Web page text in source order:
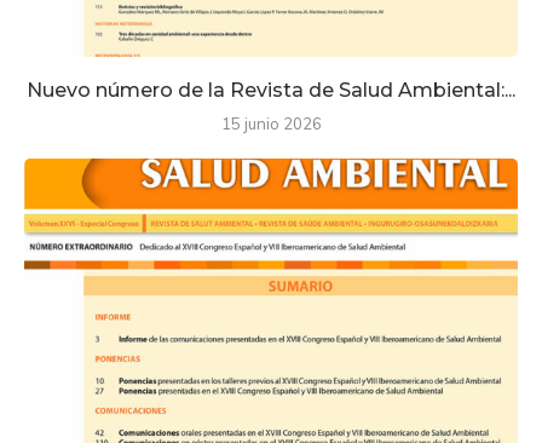
Nuevo número de la Revista de Salud Ambiental:...
15 junio 2026